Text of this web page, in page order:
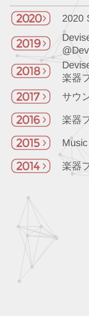
2020
楽器
サウ
楽器
楽器